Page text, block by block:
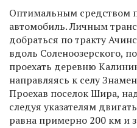
Оптимальным средством
автомобиль. Личным
добраться по тракту
вдоль Соленоозерского,
проехать деревню
направляясь к селу
Проехав поселок Шира,
следуя указателям
равна примерно 200 км и